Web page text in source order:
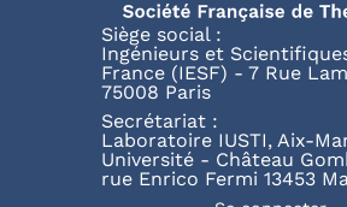
Siège social :
Ingénieurs et
France (IESF) - 7 Rue
75008 Paris
Secrétariat :
Laboratoire IUSTI, Aix-
Université - Château
rue Enrico Fermi 13453